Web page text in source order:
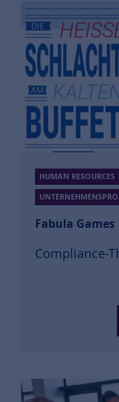
HUMAN RESOURCES
Fabula Games
Compliance-